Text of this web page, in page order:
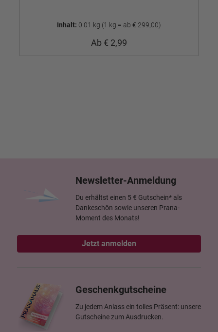
Inhalt: 0.01 kg (1 kg = ab € 299,00)
Ab € 2,99
Newsletter-Anmeldung
Du erhältst einen 5 € Gutschein* als
Dankeschön sowie unseren Prana-
Moment des Monats!
Jetzt anmelden
Geschenkgutscheine
Zu jedem Anlass ein tolles Präsent: unsere
Gutscheine zum Ausdrucken.